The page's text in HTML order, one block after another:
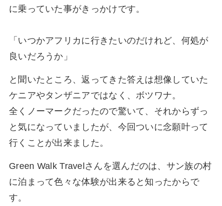
に乗っていた事がきっかけです。
「いつかアフリカに行きたいのだけれど、何処が
良いだろうか」
と聞いたところ、返ってきた答えは想像していた
ケニアやタンザニアではなく、ボツワナ。
全くノーマークだったので驚いて、それからずっ
と気になっていましたが、今回ついに念願叶って
行くことが出来ました。
Green Walk Travelさんを選んだのは、サン族の村
に泊まって色々な体験が出来ると知ったからで
す。